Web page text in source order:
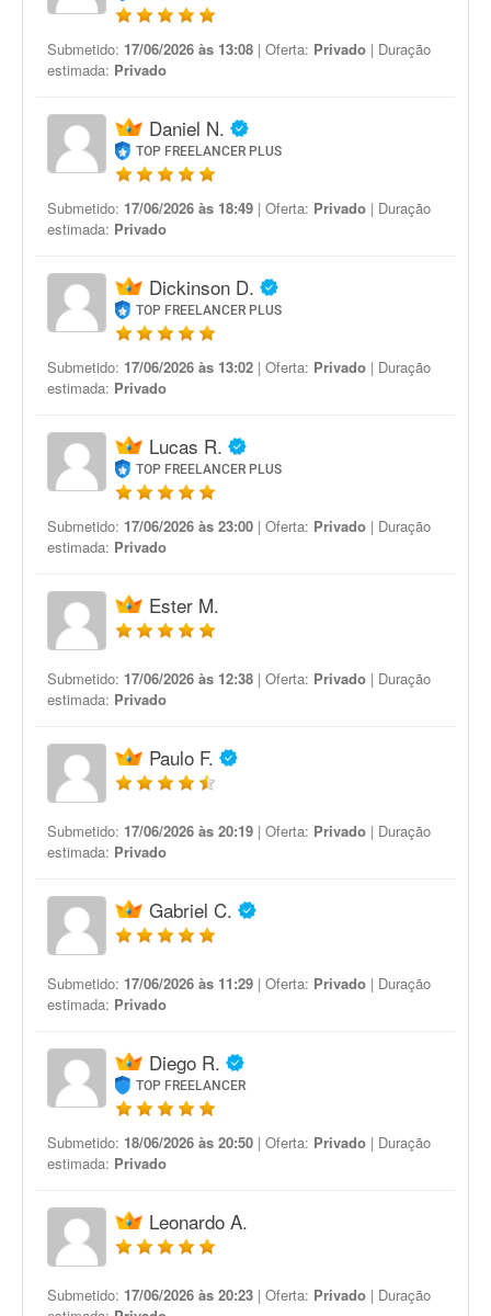
Submetido: 17/06/2026 às 13:08 | Oferta: Privado | Duração
estimada: Privado
Daniel N.
TOP FREELANCER PLUS
Submetido: 17/06/2026 às 18:49 | Oferta: Privado | Duração
estimada: Privado
Dickinson D.
TOP FREELANCER PLUS
Submetido: 17/06/2026 às 13:02 | Oferta: Privado | Duração
estimada: Privado
Lucas R.
TOP FREELANCER PLUS
Submetido: 17/06/2026 às 23:00 | Oferta: Privado | Duração
estimada: Privado
Ester M.
Submetido: 17/06/2026 às 12:38 | Oferta: Privado | Duração
estimada: Privado
Paulo F.
Submetido: 17/06/2026 às 20:19 | Oferta: Privado | Duração
estimada: Privado
Gabriel C.
Submetido: 17/06/2026 às 11:29 | Oferta: Privado | Duração
estimada: Privado
Diego R.
TOP FREELANCER
Submetido: 18/06/2026 às 20:50 | Oferta: Privado | Duração
estimada: Privado
Leonardo A.
Submetido: 17/06/2026 às 20:23 | Oferta: Privado | Duração